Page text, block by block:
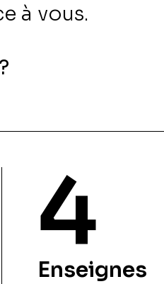
à vous.
4
Enseignes